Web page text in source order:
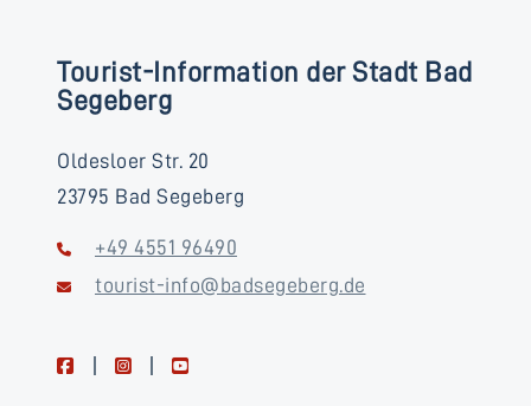
Tourist-Information der Stadt Bad
Segeberg
Oldesloer Str. 20
23795 Bad Segeberg
+49 4551 96490
tourist-info@badsegeberg.de
facebookinstagramyoutube